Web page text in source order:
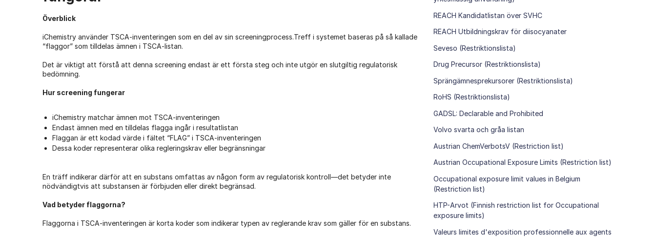
Överblick
iChemistry använder TSCA-inventeringen som en del av sin screeningprocess.Treff i systemet baseras på så kallade
“flaggor” som tilldelas ämnen i TSCA-listan.
Det är viktigt att förstå att denna screening endast är ett första steg och inte utgör en slutgiltig regulatorisk
bedömning.
Hur screening fungerar
iChemistry matchar ämnen mot TSCA-inventeringen
Endast ämnen med en tilldelas flagga ingår i resultatlistan
Flaggan är ett kodad värde i fältet “FLAG” i TSCA-inventeringen
Dessa koder representerar olika regleringskrav eller begränsningar
En träff indikerar därför att en substans omfattas av någon form av regulatorisk kontroll—det betyder inte
nödvändigtvis att substansen är förbjuden eller direkt begränsad.
Vad betyder flaggorna?
Flaggorna i TSCA-inventeringen är korta koder som indikerar typen av reglerande krav som gäller för en substans.
REACH Kandidatlistan över SVHC
REACH Utbildningskrav för diisocyanater
Seveso (Restriktionslista)
Drug Precursor (Restriktionslista)
Sprängämnesprekursorer (Restriktionslista)
RoHS (Restriktionslista)
GADSL: Declarable and Prohibited
Volvo svarta och gråa listan
Austrian ChemVerbotsV (Restriction list)
Austrian Occupational Exposure Limits (Restriction list)
Occupational exposure limit values in Belgium
(Restriction list)
HTP-Arvot (Finnish restriction list for Occupational
exposure limits)
Valeurs limites d'exposition professionnelle aux agents